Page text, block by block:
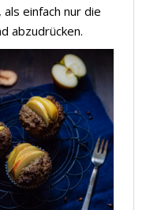
einfach nur die
abzudrücken.